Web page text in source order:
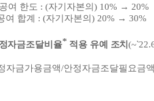
여 한도 : (자기자본의 ) 10% → 20%
여 합계 : (자기자본의 ) 20% → 30%
자금조달비율* 적용 유예 조치
자금가용금액/안정자금조달필요금액